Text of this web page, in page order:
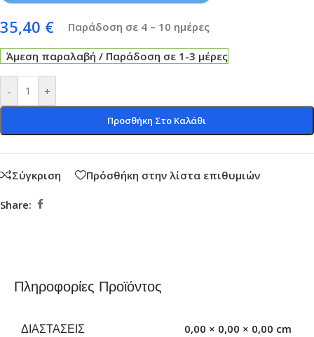
35,40 € Παράδοση σε 4 – 10 ημέρες
Άμεση παραλαβή / Παράδοση σε 1-3 μέρες
- +
Προσθήκη Στο Καλάθι
Σύγκριση Πρόσθήκη στην λίστα επιθυμιών
Share:
Πληροφορίες Προϊόντος
ΔΙΑΣΤΆΣΕΙΣ 0,00 × 0,00 × 0,00 cm